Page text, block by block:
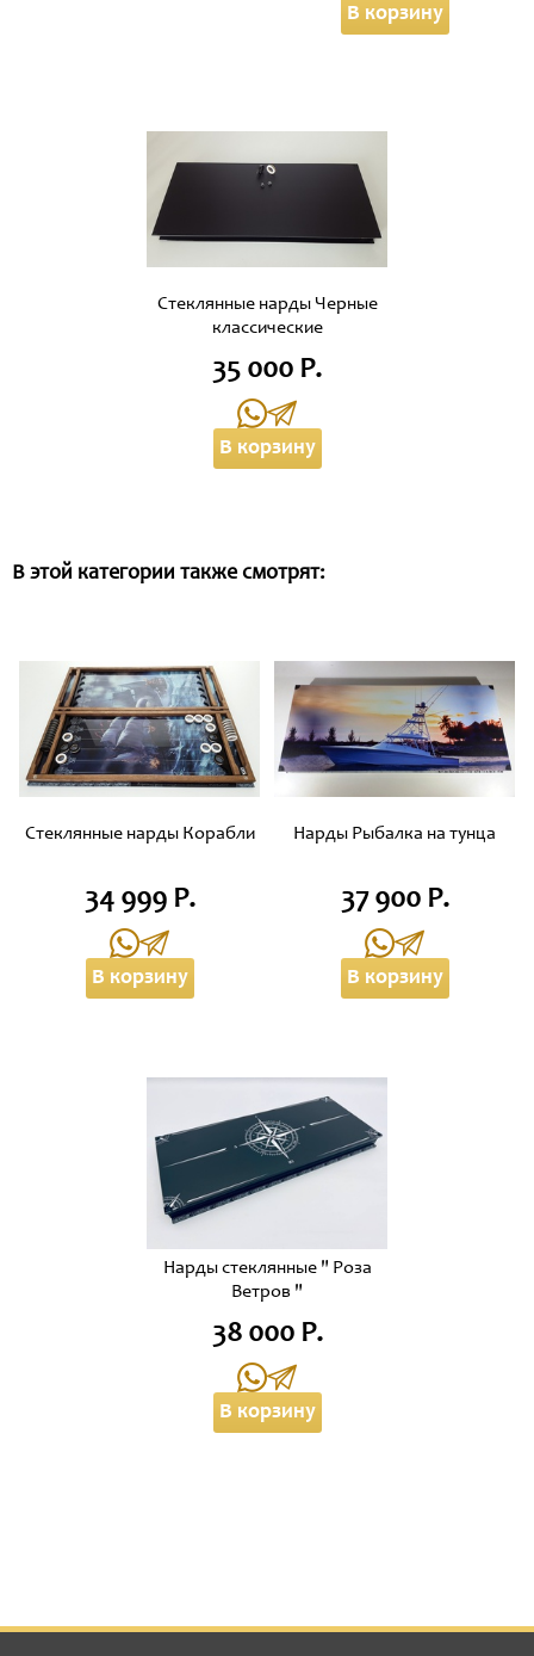
В корзину
Стеклянные нарды Черные
классические
35 000 Р.
В корзину
В этой категории также смотрят:
Стеклянные нарды Корабли
34 999 Р.
В корзину
Нарды Рыбалка на тунца
37 900 Р.
В корзину
Нарды стеклянные " Роза
Ветров "
38 000 Р.
В корзину